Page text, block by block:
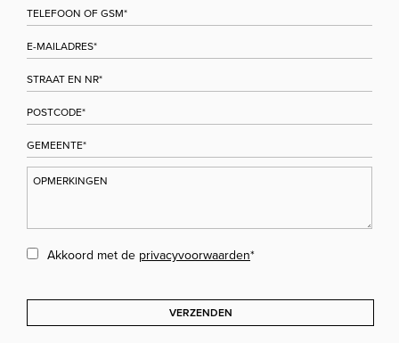
Akkoord met de privacyvoorwaarden*
VERZENDEN